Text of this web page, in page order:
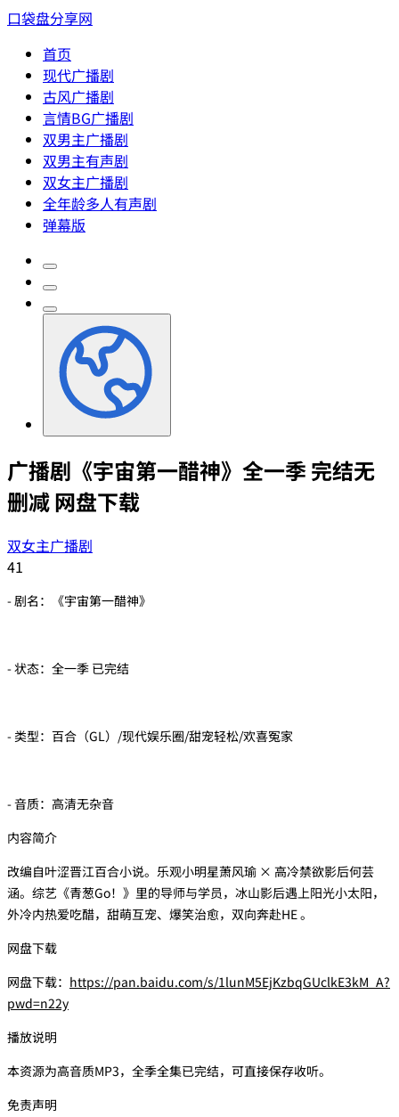
口袋盘分享网
首页
现代广播剧
古风广播剧
言情BG广播剧
双男主广播剧
双男主有声剧
双女主广播剧
全年龄多人有声剧
弹幕版
广播剧《宇宙第一醋神》全一季 完结无
删减 网盘下载
双女主广播剧
41
- 剧名：《宇宙第一醋神》
- 状态：全一季 已完结
- 类型：百合（GL）/现代娱乐圈/甜宠轻松/欢喜冤家
- 音质：高清无杂音
内容简介
改编自叶涩晋江百合小说。乐观小明星萧风瑜 × 高冷禁欲影后何芸
涵。综艺《青葱Go！》里的导师与学员，冰山影后遇上阳光小太阳，
外冷内热爱吃醋，甜萌互宠、爆笑治愈，双向奔赴HE 。
网盘下载
网盘下载： https://pan.baidu.com/s/1lunM5EjKzbqGUclkE3kM_A?
pwd=n22y
播放说明
本资源为高音质MP3，全季全集已完结，可直接保存收听。
免责声明